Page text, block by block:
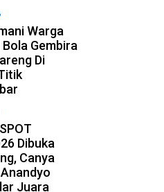
Warga
Gembira
Di
Dibuka
Canya
Juara